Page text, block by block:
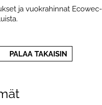
ja vuokrahinnat Ecowec-
PALAA TAKAISIN